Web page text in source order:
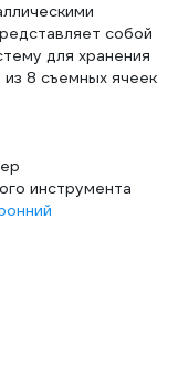
собой
для хранения
8 съемных ячеек
инструмента